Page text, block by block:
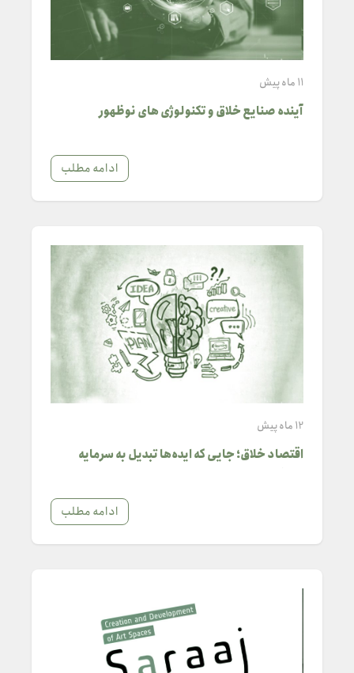
11 ماه پیش
آینده صنایع خلاق و تکنولوژی های نوظهور
ادامه مطلب
12 ماه پیش
اقتصاد خلاق؛ جایی که ایده‌ها تبدیل به سرمایه
ادامه مطلب